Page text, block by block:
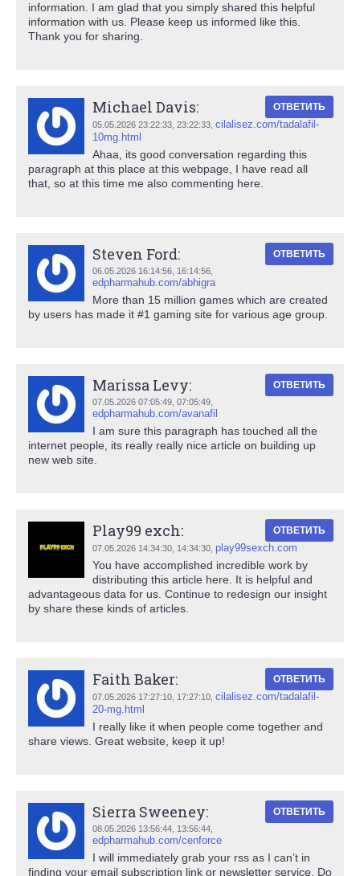
information. I am glad that you simply shared this helpful
information with us. Please keep us informed like this.
Thank you for sharing.
Michael Davis:
05.05.2026 23:22:33, 23:22:33 cilalisez.com/tadalafil-
10mg.html
ОТВЕТИТЬ
Ahaa, its good conversation regarding this
paragraph at this place at this webpage, I have read all
that, so at this time me also commenting here.
Steven Ford:
06.05.2026 16:14:56, 16:14:56
edpharmahub.com/abhigra
ОТВЕТИТЬ
More than 15 million games which are created
by users has made it #1 gaming site for various age group.
Marissa Levy:
07.05.2026 07:05:49, 07:05:49
edpharmahub.com/avanafil
ОТВЕТИТЬ
I am sure this paragraph has touched all the
internet people, its really really nice article on building up
new web site.
Play99 exch:
07.05.2026 14:34:30, 14:34:30 play99sexch.com
ОТВЕТИТЬ
You have accomplished incredible work by
distributing this article here. It is helpful and
advantageous data for us. Continue to redesign our insight
by share these kinds of articles.
Faith Baker:
07.05.2026 17:27:10, 17:27:10 cilalisez.com/tadalafil-
20-mg.html
ОТВЕТИТЬ
I really like it when people come together and
share views. Great website, keep it up!
Sierra Sweeney:
08.05.2026 13:56:44, 13:56:44
edpharmahub.com/cenforce
ОТВЕТИТЬ
I will immediately grab your rss as I can’t in
finding your email subscription link or newsletter service. Do